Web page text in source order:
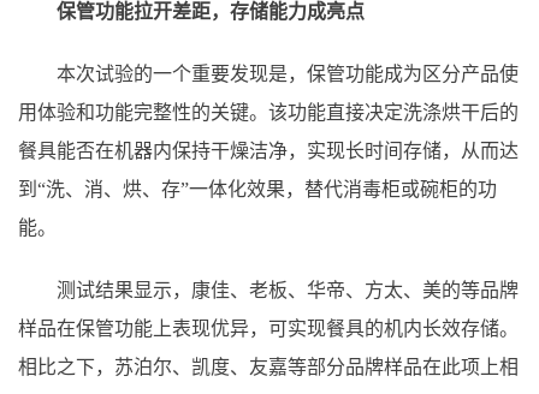
保管功能拉开差距，存储能力成亮点
本次试验的一个重要发现是，保管功能成为区分产品使
用体验和功能完整性的关键。该功能直接决定洗涤烘干后的
餐具能否在机器内保持干燥洁净，实现长时间存储，从而达
到“洗、消、烘、存”一体化效果，替代消毒柜或碗柜的功
能。
测试结果显示，康佳、老板、华帝、方太、美的等品牌
样品在保管功能上表现优异，可实现餐具的机内长效存储。
相比之下，苏泊尔、凯度、友嘉等部分品牌样品在此项上相